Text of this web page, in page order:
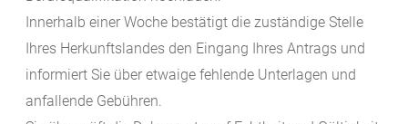
Innerhalb einer Woche bestätigt die zuständige Stelle
Ihres Herkunftslandes den Eingang Ihres Antrags und
informiert Sie über etwaige fehlende Unterlagen und
anfallende Gebühren.